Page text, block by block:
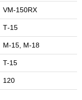
VM-150RX
Т-15
M-15, M-18
T-15
120